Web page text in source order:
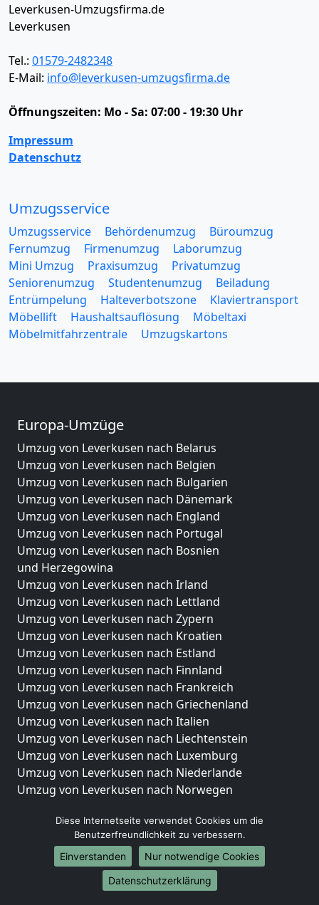
Leverkusen-Umzugsfirma.de
Leverkusen
Tel.: 01579-2482348
E-Mail: info@leverkusen-umzugsfirma.de
Öffnungszeiten: Mo - Sa: 07:00 - 19:30 Uhr
Impressum
Datenschutz
Umzugsservice
Umzugsservice Behördenumzug
Büroumzug
Fernumzug
Firmenumzug
Laborumzug
Mini Umzug
Praxisumzug
Privatumzug
Seniorenumzug
Studentenumzug
Beiladung
Entrümpelung
Halteverbotszone
Klaviertransport
Möbellift
Haushaltsauflösung
Möbeltaxi
Möbelmitfahrzentrale
Umzugskartons
Europa-Umzüge
Umzug von Leverkusen nach Belarus
Umzug von Leverkusen nach Belgien
Umzug von Leverkusen nach Bulgarien
Umzug von Leverkusen nach Dänemark
Umzug von Leverkusen nach England
Umzug von Leverkusen nach Portugal
Umzug von Leverkusen nach Bosnien
und Herzegowina
Umzug von Leverkusen nach Irland
Umzug von Leverkusen nach Lettland
Umzug von Leverkusen nach Zypern
Umzug von Leverkusen nach Kroatien
Umzug von Leverkusen nach Estland
Umzug von Leverkusen nach Finnland
Umzug von Leverkusen nach Frankreich
Umzug von Leverkusen nach Griechenland
Umzug von Leverkusen nach Italien
Umzug von Leverkusen nach Liechtenstein
Umzug von Leverkusen nach Luxemburg
Umzug von Leverkusen nach Niederlande
Umzug von Leverkusen nach Norwegen
Umzüge-Deutschlandweit
Umzug von Leverkusen nach Berlin
Umzug von Leverkusen nach Hamburg
Umzug von Leverkusen nach München
Umzug von Leverkusen nach Köln
Diese Internetseite verwendet Cookies um die
Benutzerfreundlichkeit zu verbessern.
Einverstanden
Nur notwendige Cookies
Datenschutzerklärung